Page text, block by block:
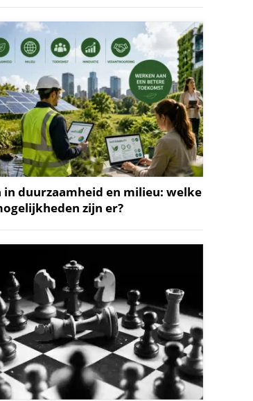
in duurzaamheid en milieu: welke
zijn er?